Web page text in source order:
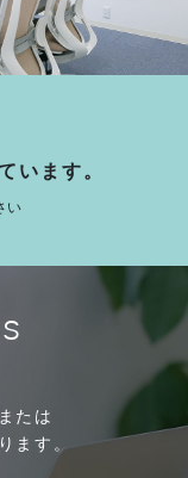
います。
い
たは
ます。